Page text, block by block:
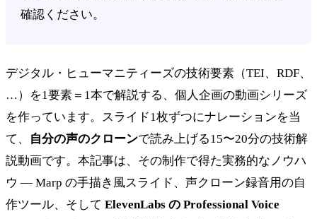
確認ください。
デジタル・ヒューマニティーズの技術要素（TEI、RDF、
…）を1要素＝1本で解説する、個人企画の動画シリーズ
を作っています。スライド1枚ずつにナレーションを当
て、
自分の声のクローンで読み上げる15〜20分の技術解
説動画です。本記事は、その制作で得た実務的なノウハ
ウ — Marp の手描き風スライド、声クローン録音用の自
作ツール、そして ElevenLabs の Professional Voice